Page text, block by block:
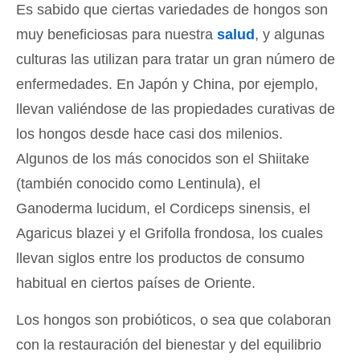
Es sabido que ciertas variedades de hongos son
muy beneficiosas para nuestra salud, y algunas
culturas las utilizan para tratar un gran número de
enfermedades. En Japón y China, por ejemplo,
llevan valiéndose de las propiedades curativas de
los hongos desde hace casi dos milenios.
Algunos de los más conocidos son el Shiitake
(también conocido como Lentinula), el
Ganoderma lucidum, el Cordiceps sinensis, el
Agaricus blazei y el Grifolla frondosa, los cuales
llevan siglos entre los productos de consumo
habitual en ciertos países de Oriente.
Los hongos son probióticos, o sea que colaboran
con la restauración del bienestar y del equilibrio